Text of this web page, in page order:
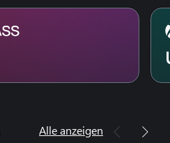
Alle anzeigen